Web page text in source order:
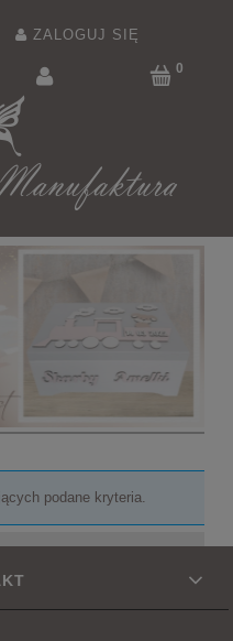
ZALOGUJ SIĘ
podane kryteria.